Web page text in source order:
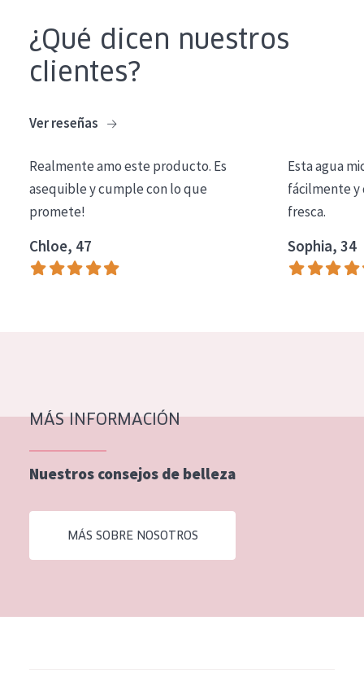
Piel madura
¿Qué dicen nuestros
clientes?
Ver reseñas
Realmente amo este producto. Es
asequible y cumple con lo que
promete!
Chloe, 47
Esta agua
fácilmente y
fresca.
Sophia, 34
MÁS INFORMACIÓN
Nuestros consejos de belleza
MÁS SOBRE NOSOTROS